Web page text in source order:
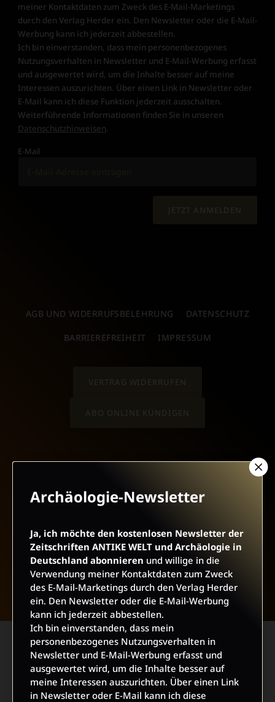
meiner Kontaktdaten zum Zweck des E-Mail-Marketings
durch den Verlag Herder ein. Den Newsletter oder die E-Mail-
Werbung kann ich jederzeit abbestellen.
Ich bin einverstanden, dass mein personenbezogenes
Nutzungsverhalten in Newsletter und E-Mail-Werbung erfasst
und ausgewertet wird, um die Inhalte besser auf meine
Interessen auszurichten. Über einen Link in Newsletter oder
E-Mail kann ich diese Funktion jederzeit ausschalten.
Weiterführende Informationen finden Sie in unseren
Datenschutzhinweisen.
E-Mail
JETZT ANMELDEN
AGB UND WIDERRUFSBELEHRUNG DATENSCHUTZ
BARRIEREFREIHEIT IMPRESSUM
VERTRAG WIDERRUFEN
ABO ONLINE KÜNDIGEN
NACH OBEN
Archäologie-Newsletter
Ja, ich möchte den kostenlosen Newsletter der
Zeitschriften ANTIKE WELT und Archäologie in
Deutschland abonnieren und willige in die
Verwendung meiner Kontaktdaten zum Zweck
des E-Mail-Marketings durch den Verlag Herder
ein. Den Newsletter oder die E-Mail-Werbung
kann ich jederzeit abbestellen.
Ich bin einverstanden, dass mein
personenbezogenes Nutzungsverhalten in
Newsletter und E-Mail-Werbung erfasst und
ausgewertet wird, um die Inhalte besser auf
meine Interessen auszurichten. Über einen Link
in Newsletter oder E-Mail kann ich diese